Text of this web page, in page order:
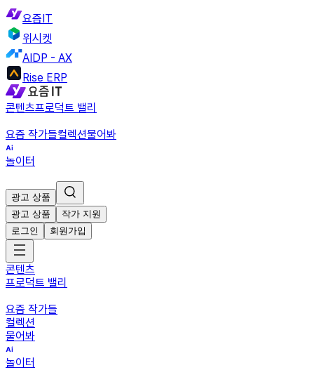
요즘IT
위시켓
AIDP - AX
Rise ERP
콘텐츠프로덕트 밸리
요즘 작가들컬렉션물어봐
놀이터
광고 상품
광고 상품
작가 지원
로그인
회원가입
콘텐츠
프로덕트 밸리
요즘 작가들
컬렉션
물어봐
놀이터